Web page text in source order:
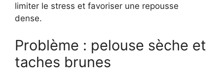
limiter le stress et favoriser une repousse
dense.
Problème : pelouse sèche et
taches brunes